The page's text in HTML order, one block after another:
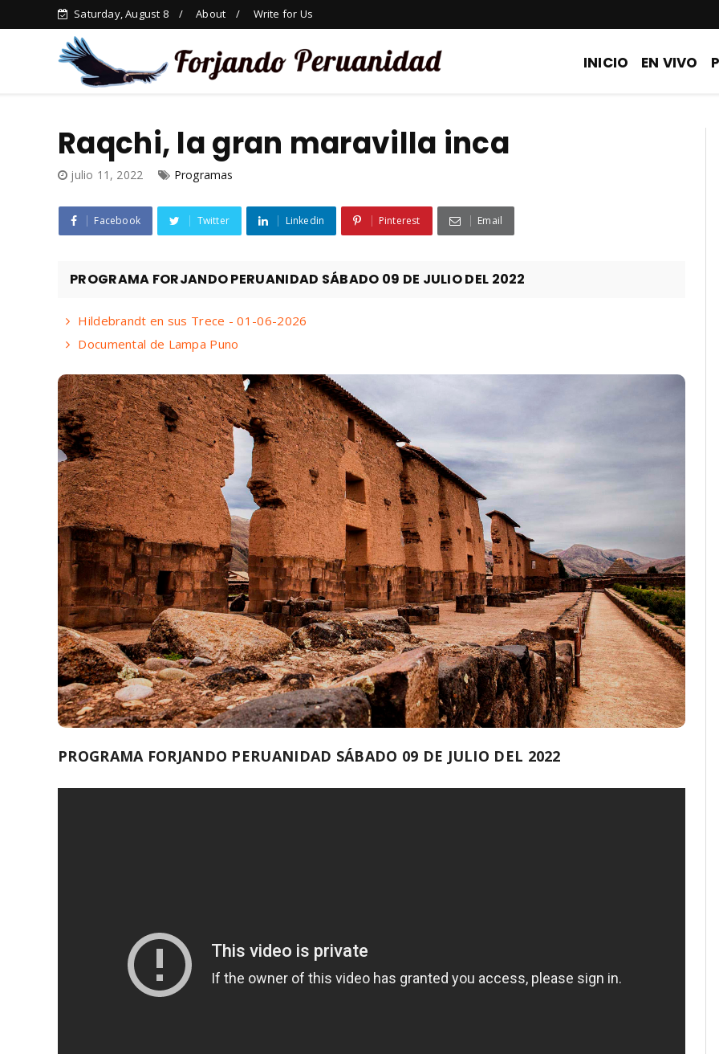
Saturday, August 8 About Write for Us
INICIO EN VIVO
Raqchi, la gran maravilla inca
julio 11, 2022 Programas
Facebook Twitter Linkedin Pinterest Email
PROGRAMA FORJANDO PERUANIDAD SÁBADO 09 DE JULIO DEL 2022
Hildebrandt en sus Trece - 01-06-2026
Documental de Lampa Puno
PROGRAMA FORJANDO PERUANIDAD SÁBADO 09 DE JULIO DEL 2022